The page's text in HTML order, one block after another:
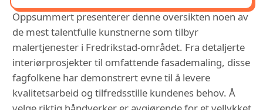
Oppsummert presenterer denne oversikten noen av
de mest talentfulle kunstnerne som tilbyr
malertjenester i Fredrikstad-området. Fra detaljerte
interiørprosjekter til omfattende fasademaling, disse
fagfolkene har demonstrert evne til å levere
kvalitetsarbeid og tilfredsstille kundenes behov. Å